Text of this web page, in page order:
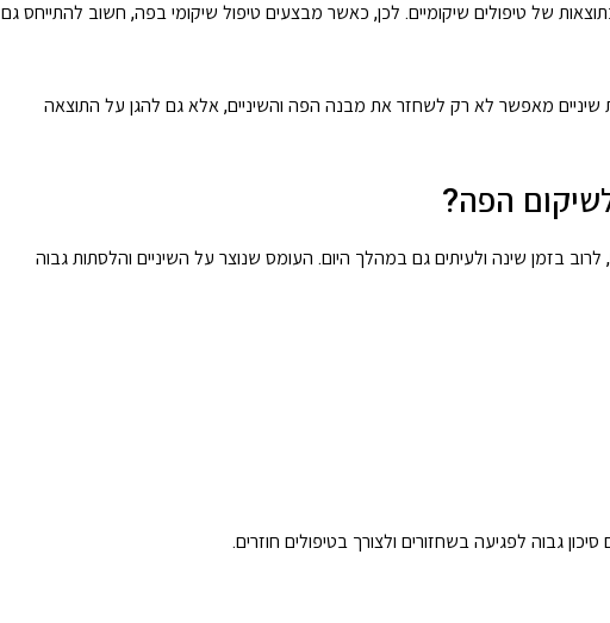
של טיפולים שיקומיים. לכן, כאשר מבצעים טיפול שיקומי בפה, חשוב להתייחס גם
שיניים מאפשר לא רק לשחזר את מבנה הפה והשיניים, אלא גם להגן על התוצאה
הפה?
בזמן שינה ולעיתים גם במהלך היום. העומס שנוצר על השיניים והלסתות גבוה
גבוה לפגיעה בשחזורים ולצורך בטיפולים חוזרים.